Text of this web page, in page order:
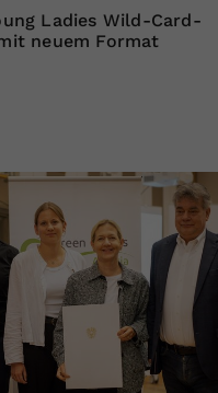
Ladies Wild-Card-
neuem Format